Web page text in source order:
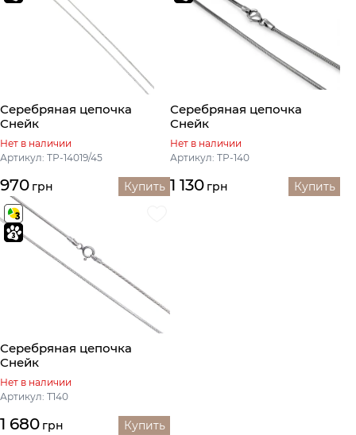
Серебряная цепочка
Снейк
Нет в наличии
Артикул: ТР-14019/45
970 грн Купить
Серебряная цепочка
Снейк
Нет в наличии
Артикул: ТР-140
1 130 грн Купить
Серебряная цепочка
Снейк
Нет в наличии
Артикул: Т140
1 680 грн Купить